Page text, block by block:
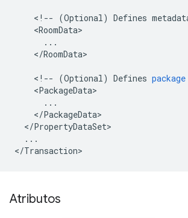
< ! -- (Optional) Defines
<RoomData
...
</RoomData>
< ! -- (Optional) Defines package
<PackageData
...
</PackageData
</PropertyDataSet
...
</Transaction>
Atributos